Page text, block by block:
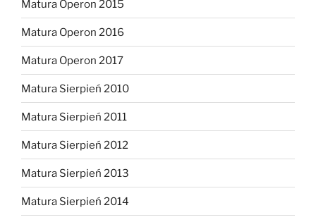
Matura Operon 2015
Matura Operon 2016
Matura Operon 2017
Matura Sierpień 2010
Matura Sierpień 2011
Matura Sierpień 2012
Matura Sierpień 2013
Matura Sierpień 2014